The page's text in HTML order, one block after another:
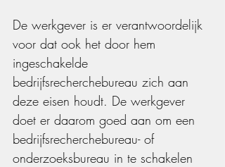
De werkgever is er verantwoordelijk
voor dat ook het door hem
ingeschakelde
bedrijfsrecherchebureau zich aan
deze eisen houdt. De werkgever
doet er daarom goed aan om een
bedrijfsrecherchebureau- of
onderzoeksbureau in te schakelen